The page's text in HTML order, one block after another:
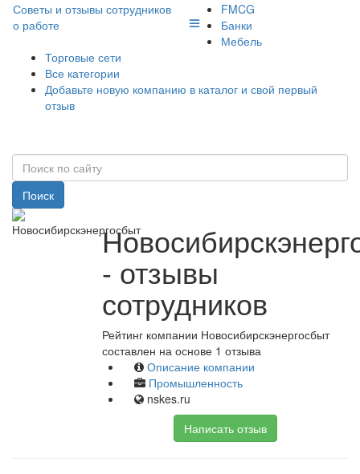
Советы и отзывы сотрудников
о работе
FMCG
Банки
Мебель
Торговые сети
Все категории
Добавьте новую компанию в каталог и свой первый
отзыв
Поиск
- отзывы
сотрудников
Рейтинг компании Новосибирскэнергосбыт
составлен на основе 1 отзыва
Описание компании
Промышленность
nskes.ru
Написать отзыв